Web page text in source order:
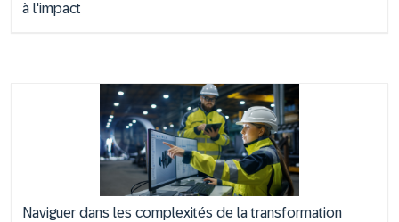
à l'impact
Naviguer dans les complexités de la transformation